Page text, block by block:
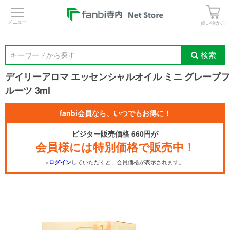
買い物かご
キーワードから探す 検索
デイリーアロマ エッセンシャルオイル ミニ グレープフ
ルーツ 3ml
fanbi会員なら、いつでもお得に！
ビジター販売価格 660円が
会員様には特別価格で販売中！
※ログインしていただくと、会員価格が表示されます。